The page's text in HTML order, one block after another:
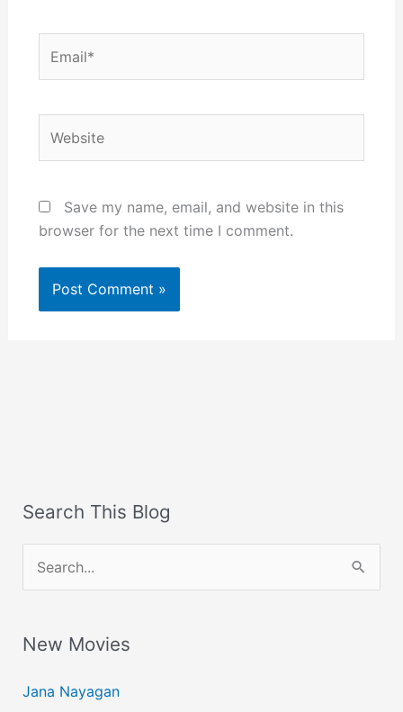
Save my name, email, and website in this
browser for the next time I comment.
Search This Blog
e
r
h
New Movies
Jana Nayagan